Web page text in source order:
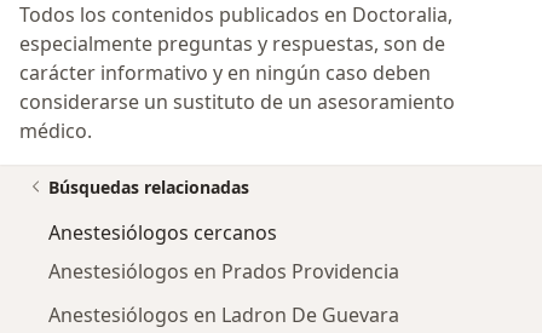
Todos los contenidos publicados en Doctoralia,
especialmente preguntas y respuestas, son de
carácter informativo y en ningún caso deben
considerarse un sustituto de un asesoramiento
médico.
Búsquedas relacionadas
Anestesiólogos cercanos
Anestesiólogos en Prados Providencia
Anestesiólogos en Ladron De Guevara